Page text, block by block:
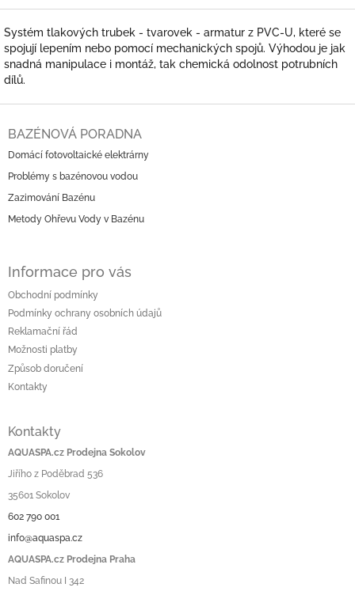
Systém tlakových trubek - tvarovek - armatur z PVC-U, které se
spojují lepením nebo pomocí mechanických spojů. Výhodou je jak
snadná manipulace i montáž, tak chemická odolnost potrubních
dílů.
BAZÉNOVÁ PORADNA
Domácí fotovoltaické elektrárny
Problémy s bazénovou vodou
Zazimování Bazénu
Metody Ohřevu Vody v Bazénu
Informace pro vás
Obchodní podmínky
Podmínky ochrany osobních údajů
Reklamační řád
Možnosti platby
Způsob doručení
Kontakty
Kontakty
AQUASPA.cz Prodejna Sokolov
Jiřího z Poděbrad 536
35601 Sokolov
602 790 001
info@aquaspa.cz
AQUASPA.cz Prodejna Praha
Nad Safinou I 342